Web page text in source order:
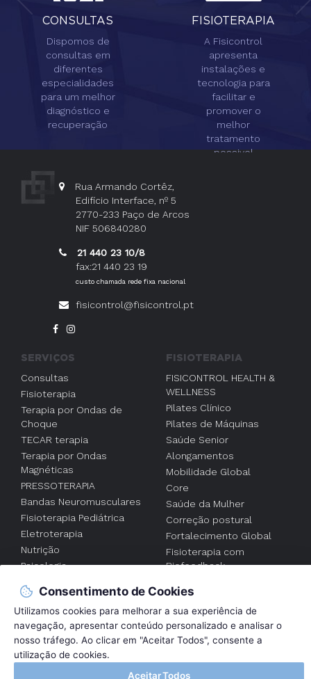
CONSULTAS
Dispomos de
consultas em
diferentes
especialidades
para um melhor
diagnóstico e
recuperação
FISIOTERAPIA
A Fisicontrol
apresenta
instalações e
tecnologia para
facilitar e
promover o
melhor
tratamento
possivel
Rua Armando Cortêz,
Edifício Interface, nº 5
2770-233 Paço de Arcos
NIF 506840280
21 440 23 10/8
fax:21 440 23 19
custo chamada rede fixa nacional
fisicontrol@fisicontrol.pt
SERVIÇOS
Consultas
Fisioterapia
Terapia por Ondas de
Choque
TECAR terapia
Terapia por Ondas
Magnéticas
PRESSOTERAPIA
Bandas Neuromusculares
Fisioterapia Pediátrica
Eletroterapia
Nutrição
Psicologia
FISIOTERAPIA
FISICONTROL HEALTH &
WELLNESS
Pilates Clínico
Pilates de Máquinas
Saúde Senior
Alongamentos
Mobilidade Global
Core
Saúde da Mulher
Correção postural
Fortalecimento Global
Fisioterapia com
Biofeedback
individualizada
FISIOTERAPIA AO
DOMICILIO
Consentimento de Cookies
Utilizamos cookies para melhorar a sua experiência de
navegação, apresentar conteúdo personalizado e analisar o
nosso tráfego. Ao clicar em "Aceitar Todos", consente a
utilização de cookies.
Aceitar Todos